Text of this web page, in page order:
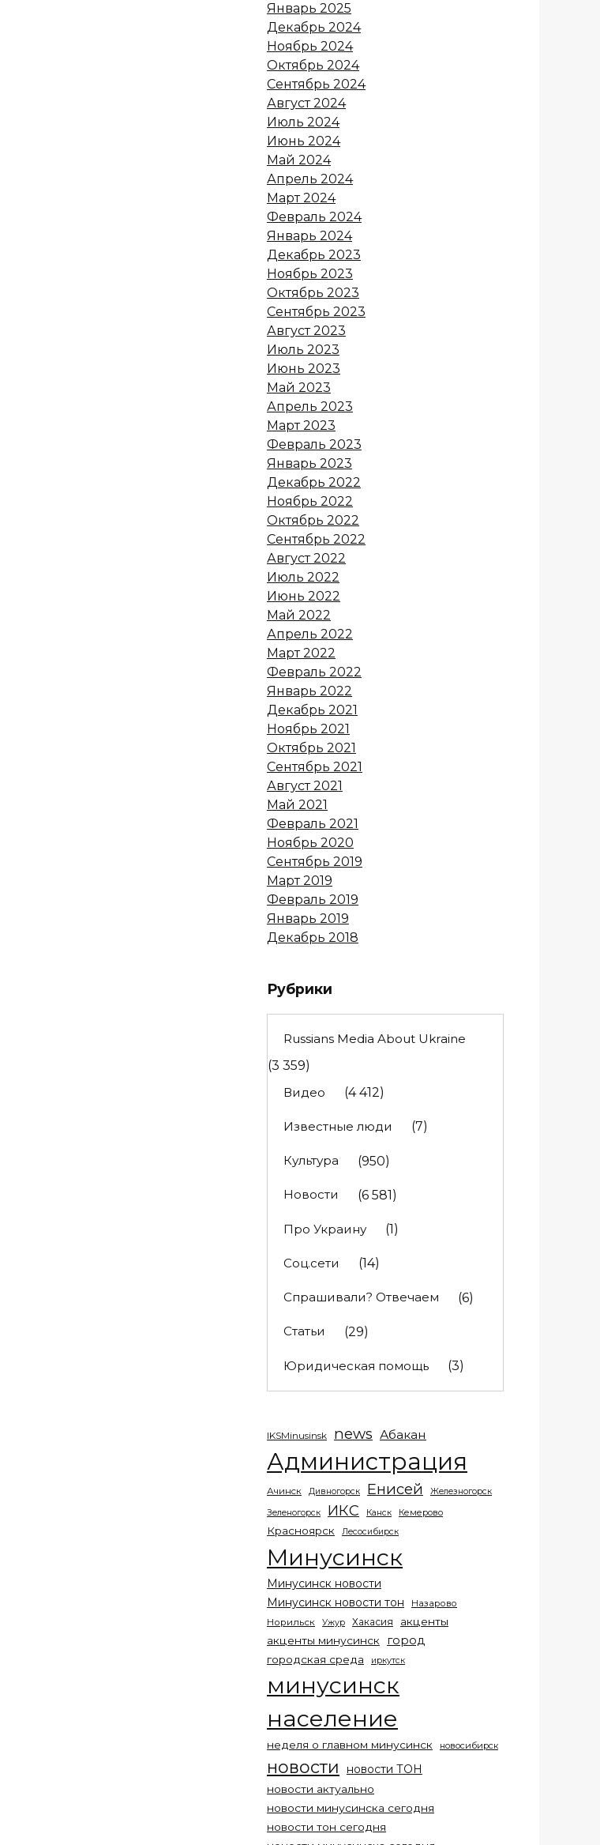
Январь 2025
Декабрь 2024
Ноябрь 2024
Октябрь 2024
Сентябрь 2024
Август 2024
Июль 2024
Июнь 2024
Май 2024
Апрель 2024
Март 2024
Февраль 2024
Январь 2024
Декабрь 2023
Ноябрь 2023
Октябрь 2023
Сентябрь 2023
Август 2023
Июль 2023
Июнь 2023
Май 2023
Апрель 2023
Март 2023
Февраль 2023
Январь 2023
Декабрь 2022
Ноябрь 2022
Октябрь 2022
Сентябрь 2022
Август 2022
Июль 2022
Июнь 2022
Май 2022
Апрель 2022
Март 2022
Февраль 2022
Январь 2022
Декабрь 2021
Ноябрь 2021
Октябрь 2021
Сентябрь 2021
Август 2021
Май 2021
Февраль 2021
Ноябрь 2020
Сентябрь 2019
Март 2019
Февраль 2019
Январь 2019
Декабрь 2018
Рубрики
Russians Media About Ukraine
(3 359)
Видео
(4 412)
Известные люди (7)
Культура (950)
Новости (6 581)
Про Украину (1)
Соц.сети (14)
Спрашивали? Отвечаем (6)
Статьи (29)
Юридическая помощь (3)
IKSMinusinsk news Абакан
Администрация
Ачинск Дивногорск Енисей Железногорск
Зеленогорск ИКС Канск Кемерово
Красноярск Лесосибирск
Минусинск
Минусинск новости
Минусинск новости тон
Назарово
Норильск
Ужур Хакасия
акценты
акценты минусинск
город
городская среда иркутск
минусинск
население
неделя о главном минусинск новосибирск
новости новости ТОН
новости актуально
новости минусинска сегодня
новости тон сегодня